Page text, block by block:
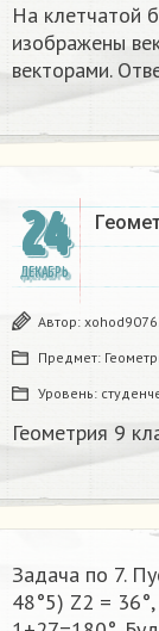
На клетчатой
изображены
векторами.
24
ДЕКАБРЬ
Автор:
Предмет:
Уровень:
Геометрия 9
Задача по 7.
48°5) Z2 =